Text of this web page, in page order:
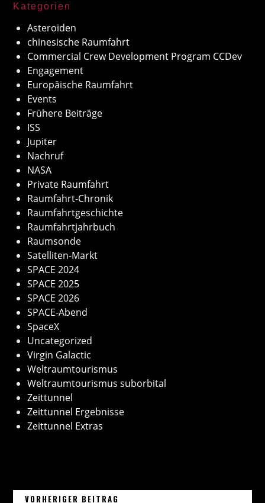
Kategorien
Asteroiden
chinesische Raumfahrt
Commercial Crew Development Program CCDev
Engagement
Europäische Raumfahrt
Events
Frühere Beiträge
ISS
Jupiter
Nachruf
NASA
Private Raumfahrt
Raumfahrt-Chronik
Raumfahrtgeschichte
Raumfahrtjahrbuch
Raumsonde
Satelliten-Markt
SPACE 2024
SPACE 2025
SPACE 2026
SPACE-Abend
SpaceX
Uncategorized
Virgin Galactic
Weltraumtourismus
Weltraumtourismus suborbital
Zeittunnel
Zeittunnel Ergebnisse
Zeittunnel Extras
VORHERIGER BEITRAG